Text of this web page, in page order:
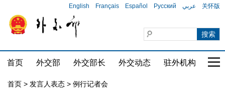
English Français Español Русский عربي 关怀版
首页 外交部 外交部长 外交动态 驻外机构 国
首页 > 发言人表态 > 例行记者会